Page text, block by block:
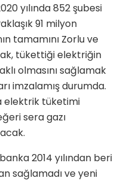
yılında 852 şubesi
91 milyon
tamamını Zorlu ve
tükettiği elektriğin
olmasını sağlamak
imzalamış durumda.
elektrik tüketimi
sera gazı
2014 yılından beri
sağlamadı ve yeni